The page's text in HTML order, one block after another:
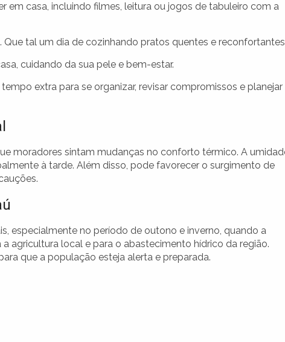
em casa, incluindo filmes, leitura ou jogos de tabuleiro com a
tal um dia de cozinhando pratos quentes e
cuidando da sua pele e bem-estar.
tempo extra para se organizar, revisar compromissos e planejar
moradores sintam mudanças no conforto térmico. A
à tarde. Além disso, pode favorecer o surgimento de
especialmente no período de outono e inverno, quando a
agricultura local e para o abastecimento hídrico da região.
que a população esteja alerta e preparada.